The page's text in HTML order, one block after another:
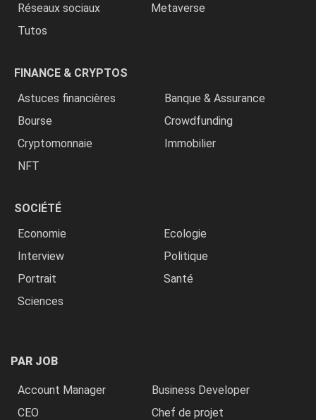
Réseaux sociaux
Metaverse
Tutos
FINANCE & CRYPTOS
Astuces financières
Banque & Assurance
Bourse
Crowdfunding
Cryptomonnaie
Immobilier
NFT
SOCIÉTÉ
Economie
Ecologie
Interview
Politique
Portrait
Santé
Sciences
PAR JOB
Account Manager
Business Developer
CEO
Chef de projet